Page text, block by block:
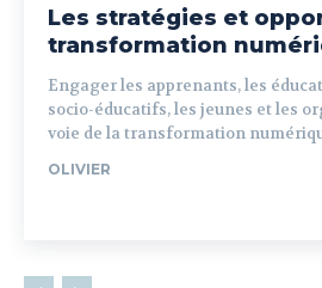
Les stratégies et
transformation
Engager les apprenants, les
socio-éducatifs, les jeunes et les
voie de la transformation
OLIVIER